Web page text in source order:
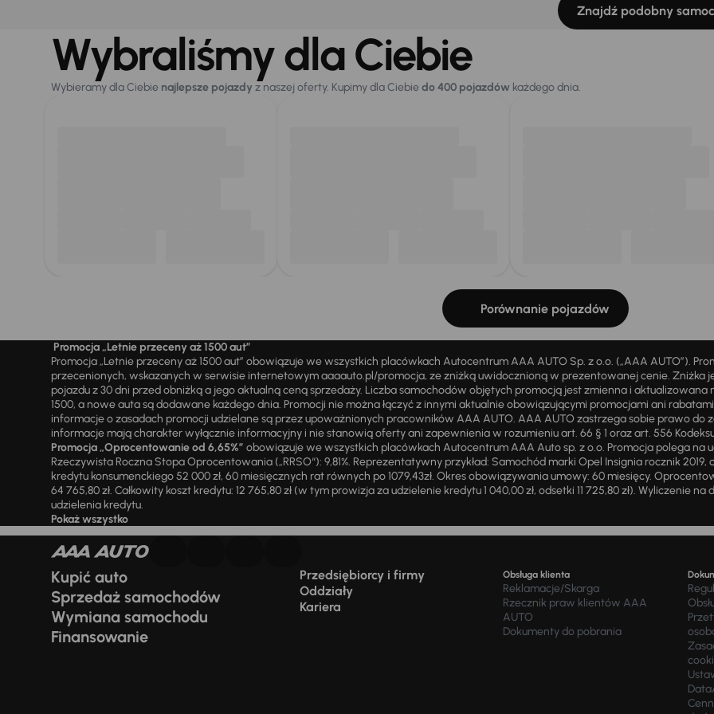
Znajdź podobny
Wybraliśmy dla Ciebie
Wybieramy dla Ciebie najlepsze pojazdy z naszej oferty. Kupimy dla Ciebiedo 400 pojazdów każdego dnia.
Porównanie pojazdów
Promocja „Letnie przeceny aż 1500 aut”
Promocja „Letnie przeceny aż 1500 aut” obowiązuje we wszystkich placówkach Autocentrum AAA AUTO Sp. z o.o. („AAA AUTO”).
przecenionych, wskazanych w serwisie internetowym aaaauto.pl/promocja, ze zniżką uwidocznioną w prezentowanej cenie. Zniżka
pojazdu z 30 dni przed obniżką a jego aktualną ceną sprzedaży. Liczba samochodów objętych promocją jest zmienna i
1500, a nowe auta są dodawane każdego dnia. Promocji nie można łączyć z innymi aktualnie obowiązującymi promocjami ani
informacje o zasadach promocji udzielane są przez upoważnionych pracowników AAA AUTO. AAA AUTO zastrzega sobie prawo
informacje mają charakter wyłącznie informacyjny i nie stanowią oferty ani zapewnienia w rozumieniu art. 66 § 1 oraz art. 556
Promocja „Oprocentowanie od 6,65%” obowiązuje we wszystkich placówkach Autocentrum AAA Auto sp. z o.o. Promocja polega na
Rzeczywista Roczna Stopa Oprocentowania („RRSO“): 9,81%. Reprezentatywny przykład: Samochód marki Opel Insignia rocznik 2019,
kredytu konsumenckiego 52 000 zł, 60 miesięcznych rat równych po 1079,43zł. Okres obowiązywania umowy: 60 miesięcy.
64 765,80 zł. Całkowity koszt kredytu: 12 765,80 zł (w tym prowizja za udzielenie kredytu 1 040,00 zł, odsetki 11 725,80 zł). Wyliczenie
udzielenia kredytu.
Pokaż wszystko
Kupić auto
Sprzedaż samochodów
Wymiana samochodu
Finansowanie
Przedsiębiorcy i firmy
Oddziały
Kariera
Obsługa klienta
Reklamacje/Skarga
Rzecznik praw klientów AAA
AUTO
Dokumenty do pobrania